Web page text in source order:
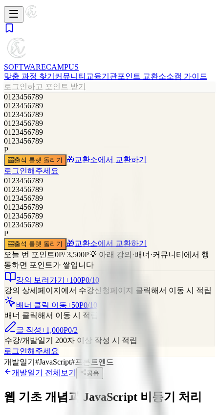
SOFTWARECAMPUS
맞춤 과정 찾기 커뮤니티 교육기관포인트 교환소소캠 가이드
로그인하고 포인트 받기
01 23456789
01 23456789
01 23456789
01 23456789
01 23456789
01 23456789
P
🎰출석 룰렛 돌리기 🎁교환소에서 교환하기
로그인해주세요
01 23456789
01 23456789
01 23456789
01 23456789
01 23456789
01 23456789
P
🎰출석 룰렛 돌리기 🎁교환소에서 교환하기
오늘 번 포인트0P/3,500P💡 아래 강의·배너·커뮤니티에서 행
동하면 포인트가 쌓입니다
강의 보러가기 +100P0/10
강의 상세페이지에서 수강신청페이지 클릭해서 이동 시 적립
배너 클릭 이동+50P0/10
배너 클릭해서 이동 시 적립
글 작성+1,000P0/2
수강/개발일기 200자 이상 작성 시 적립
로그인해주세요
개발일기 #JavaScript#프론트엔드
개발일기
전체보기 공유
웹 기초 개념과 JavaScript 비동기 처리